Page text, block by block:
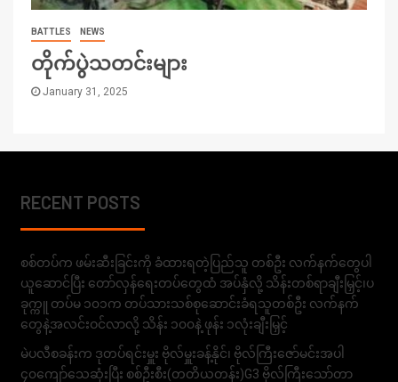
BATTLES NEWS
တိုက်ပွဲသတင်းများ
January 31, 2025
RECENT POSTS
စစ်တပ်က ဖမ်းဆီးခြင်းကို ခံထားရတဲ့ပြည်သူ တစ်ဦး လက်နက်တွေပါ
ယူဆောင်ပြီး တော်လှန်ရေးတပ်တွေထံ အပ်နှံလို့ သိန်းတစ်ရာချီးမြှင့်၊ပ
ခုက္ကူ တပ်မ ၁၀၁က တပ်သားသစ်စုဆောင်းခံရသူတစ်ဦး လက်နက်
တွေနဲ့အလင်းဝင်လာလို့ သိန်း ၁၀၀နဲ့ ဖုန်း ၁လုံးချီးမြှင့်
မဲပလီစခန်းက ဒုတပ်ရင်းမှူး ဗိုလ်မှူးခန့်နိုင်၊ ဗိုလ်ကြီးဇော်မင်းအပါ
၄၀ကျော်သေဆုံးပြီး စစ်ဦးစီး(တတိယတန်း)G3 ဗိုလ်ကြီးသော်တာ